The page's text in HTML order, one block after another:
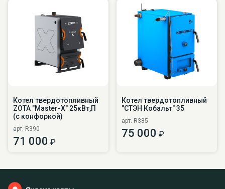
Котел твердотопливный
ZOTA "Master-X" 25кВт,П
(с конфоркой)
арт. R390
71 000 ₽
Котел твердотопливный
"СТЭН Кобальт" 35
арт. R385
75 000 ₽